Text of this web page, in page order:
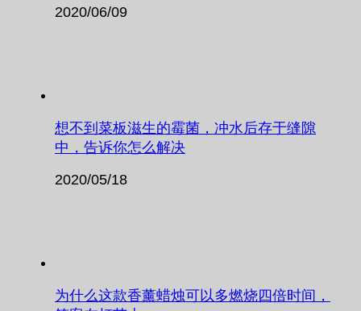
2020/06/09
想不到菜板滋生的霉菌，冲水后存于缝隙
中，告诉你怎么解决
2020/05/18
为什么这款香薰蜡烛可以多燃烧四倍时间，